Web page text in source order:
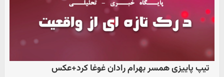
تیپ پاییزی همسر بهرام رادان غوغا کرد+عکس